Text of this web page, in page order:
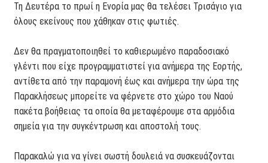
Τη Δευτέρα το πρωί η Ενορία μας θα τελέσει Τρισάγιο για
όλους εκείνους που χάθηκαν στις φωτιές.
Δεν θα πραγματοποιηθεί το καθιερωμένο παραδοσιακό
γλέντι που είχε προγραμματιστεί για ανήμερα της Εορτής,
αντίθετα από την παραμονή έως και ανήμερα την ώρα της
Παρακλήσεως μπορείτε να φέρνετε στο χώρο του Ναού
πακέτα βοήθειας τα οποία θα μεταφέρουμε στα αρμόδια
σημεία για την συγκέντρωση και αποστολή τους.
Παρακαλώ για να γίνει σωστή δουλειά να συσκευάζονται